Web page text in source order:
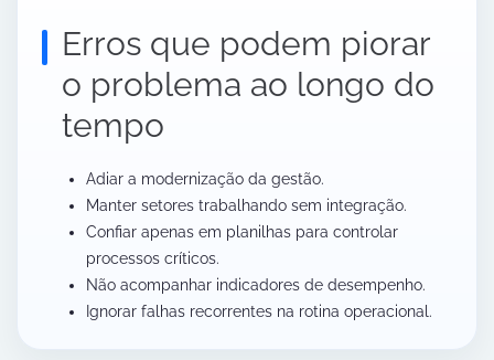
Erros que podem piorar
o problema ao longo do
tempo
Adiar a modernização da gestão.
Manter setores trabalhando sem integração.
Confiar apenas em planilhas para controlar
processos críticos.
Não acompanhar indicadores de desempenho.
Ignorar falhas recorrentes na rotina operacional.